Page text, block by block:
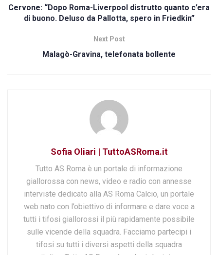
Cervone: “Dopo Roma-Liverpool distrutto quanto c’era
di buono. Deluso da Pallotta, spero in Friedkin”
Next Post
Malagò-Gravina, telefonata bollente
Sofia Oliari | TuttoASRoma.it
Tutto AS Roma è un portale di informazione
giallorossa con news, video e radio con annesse
interviste dedicato alla AS Roma Calcio, un portale
web nato con l’obiettivo di informare e dare voce a
tutti i tifosi giallorossi il più rapidamente possibile
sulle vicende della squadra. Facciamo partecipi i
tifosi su tutti i diversi aspetti della squadra